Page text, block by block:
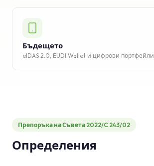
Бъдещето
eIDAS 2.0, EUDI Wallet и цифрови портфейли
Препоръка на Съвета 2022/C 243/02
Определения